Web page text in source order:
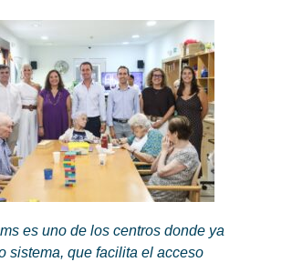
es uno de los centros donde ya
sistema, que facilita el acceso